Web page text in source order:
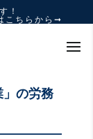
！
こちらから➞
」の労務